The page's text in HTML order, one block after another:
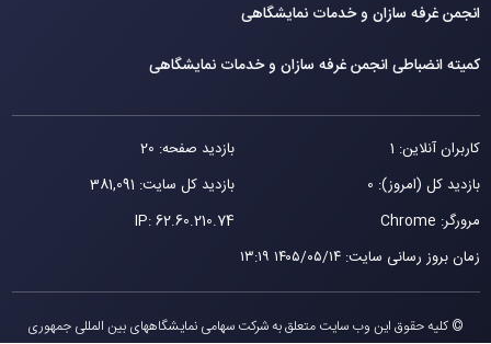
انجمن غرفه سازان و خدمات نمایشگاهی
کمیته انضباطی انجمن غرفه سازان و خدمات نمایشگاهی
کاربران آنلاین: 1
بازدید صفحه: 20
بازدید کل (امروز): 0
بازدید کل سایت: 381,091
مرورگر: Chrome
IP:62.60.210.74
زمان بروز رسانی سایت:۱۴۰۵/۰۵/۱۴ ۱۳:۱۹
© کلیه حقوق این وب سایت متعلق به شرکت سهامی نمایشگاههای بین المللی جمهوری